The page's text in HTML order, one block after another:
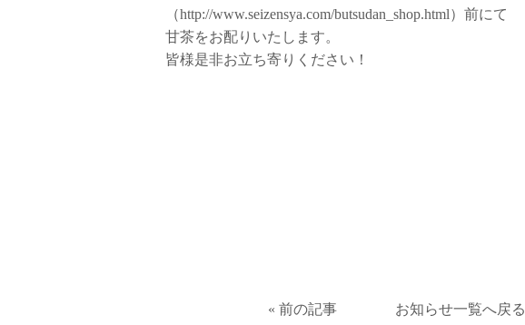
（http://www.seizensya.com/butsudan_shop.html）前にて
甘茶をお配りいたします。
皆様是非お立ち寄りください！
« 前の記事 お知らせ一覧へ戻る